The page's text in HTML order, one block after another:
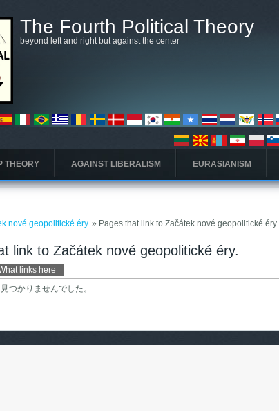
The Fourth Political Theory
beyond left and right but against the center
THEORY AGAINST LIBERALISM EURASIANISM
nové geopolitické éry. » Pages that link to Začátek nové geopolitické éry.
link to Začátek nové geopolitické éry.
リータブ
links here
つかりませんでした。